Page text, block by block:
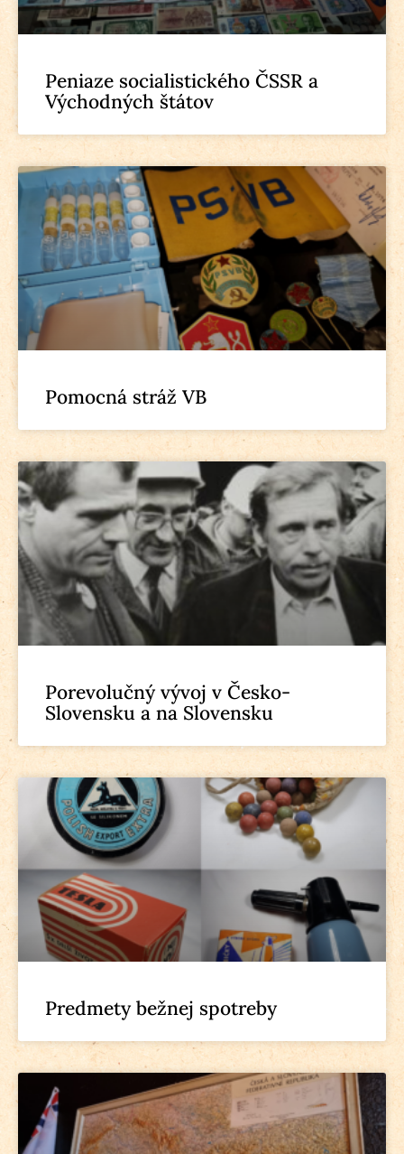
Peniaze socialistického ČSSR a
Východných štátov
Pomocná stráž VB
Porevolučný vývoj v Česko-
Slovensku a na Slovensku
Predmety bežnej spotreby